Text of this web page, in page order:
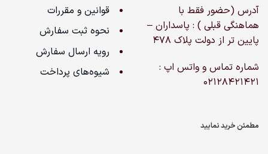
آدرس (حضور فقط با
هماهنگی قبلی ) : پاسداران –
پایین تر از دولت پلاک ۴۷۸
شماره تماس و واتس اپ :
02128421421
قوانین و مقررات
نحوه ثبت سفارش
رویه ارسال سفارش
شیوه‌های پرداخت
مطمئن خرید نمایید